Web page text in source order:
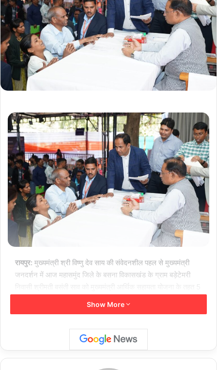
रायपुर: मुख्यमंत्री श्री विष्णु देव साय की संवेदनशील पहल से मुख्यमंत्री
जनदर्शन में आज महासमुंद जिले के बसना विकासखंड के ग्राम बड़ेटेमरी
इलाज रायपुर स्थित एम्स, मेकाहारा सहित एक निजी अस्पताल में कराया जा
चुका है। इलाज लगातार जारी है। इस वजह से बहुत परेशानियों का सामना
करना पड़ रहा है। आगे इलाज के लिए लगभग 6 लाख 40 हजार रुपए का
Show More